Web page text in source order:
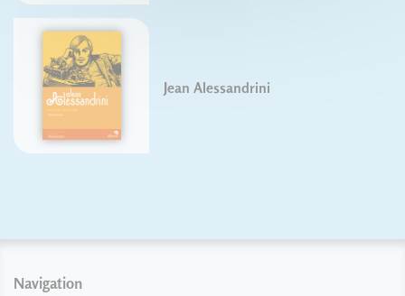
Jean Alessandrini
Navigation